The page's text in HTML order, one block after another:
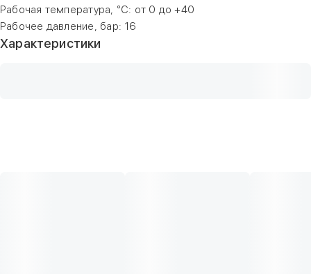
Рабочая температура, °С: от 0 до +40
Рабочее давление, бар: 16
Характеристики